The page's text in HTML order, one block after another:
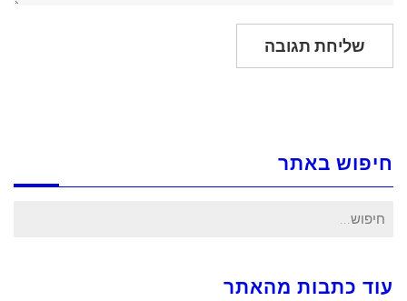
חיפוש באתר
חיפוש
עוד כתבות מהאתר